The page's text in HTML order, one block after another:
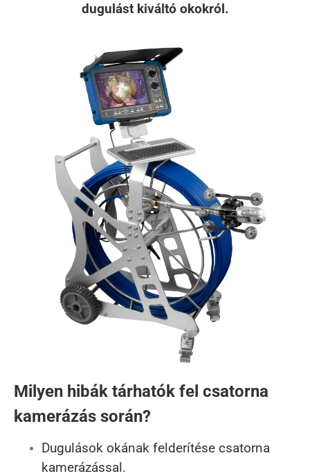
dugulást kiváltó okokról.
Milyen hibák tárhatók fel csatorna
kamerázás során?
Dugulások okának felderítése csatorna
kamerázással.